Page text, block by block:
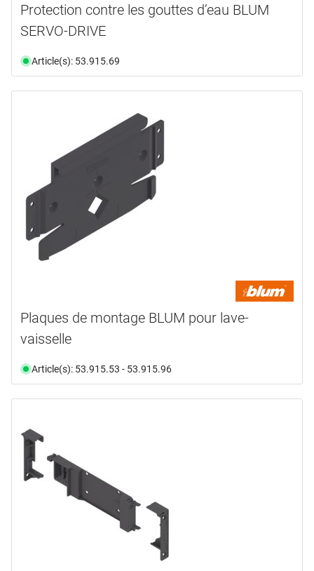
Protection contre les gouttes d’eau BLUM
SERVO-DRIVE
Article(s): 53.915.69
Plaques de montage BLUM pour lave-
vaisselle
Article(s): 53.915.53 - 53.915.96